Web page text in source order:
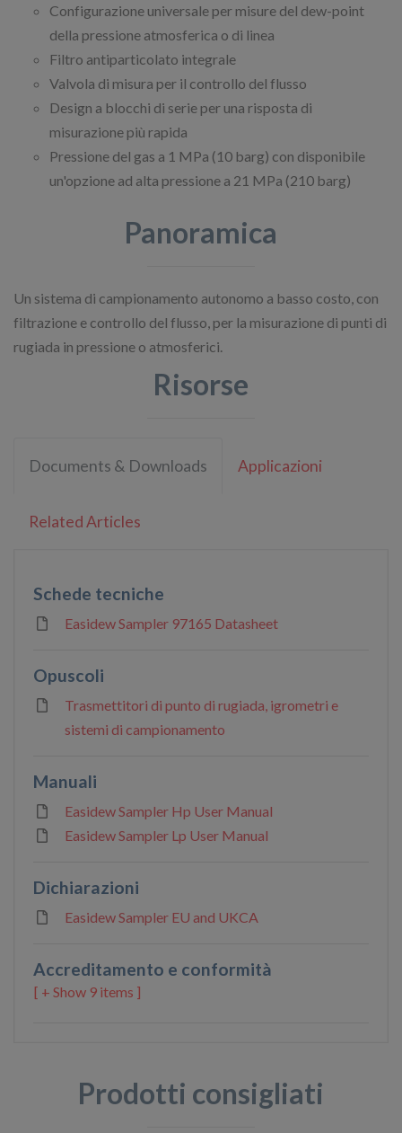
Configurazione universale per misure del dew-point
della pressione atmosferica o di linea
Filtro antiparticolato integrale
Valvola di misura per il controllo del flusso
Design a blocchi di serie per una risposta di
misurazione più rapida
Pressione del gas a 1 MPa (10 barg) con disponibile
un'opzione ad alta pressione a 21 MPa (210 barg)
Panoramica
Un sistema di campionamento autonomo a basso costo, con
filtrazione e controllo del flusso, per la misurazione di punti di
rugiada in pressione o atmosferici.
Risorse
Documents & Downloads Applicazioni
Related Articles
Schede tecniche
Easidew Sampler 97165 Datasheet
Opuscoli
Trasmettitori di punto di rugiada, igrometri e
sistemi di campionamento
Manuali
Easidew Sampler Hp User Manual
Easidew Sampler Lp User Manual
Dichiarazioni
Easidew Sampler EU and UKCA
Accreditamento e conformità
9 items ]
Prodotti consigliati